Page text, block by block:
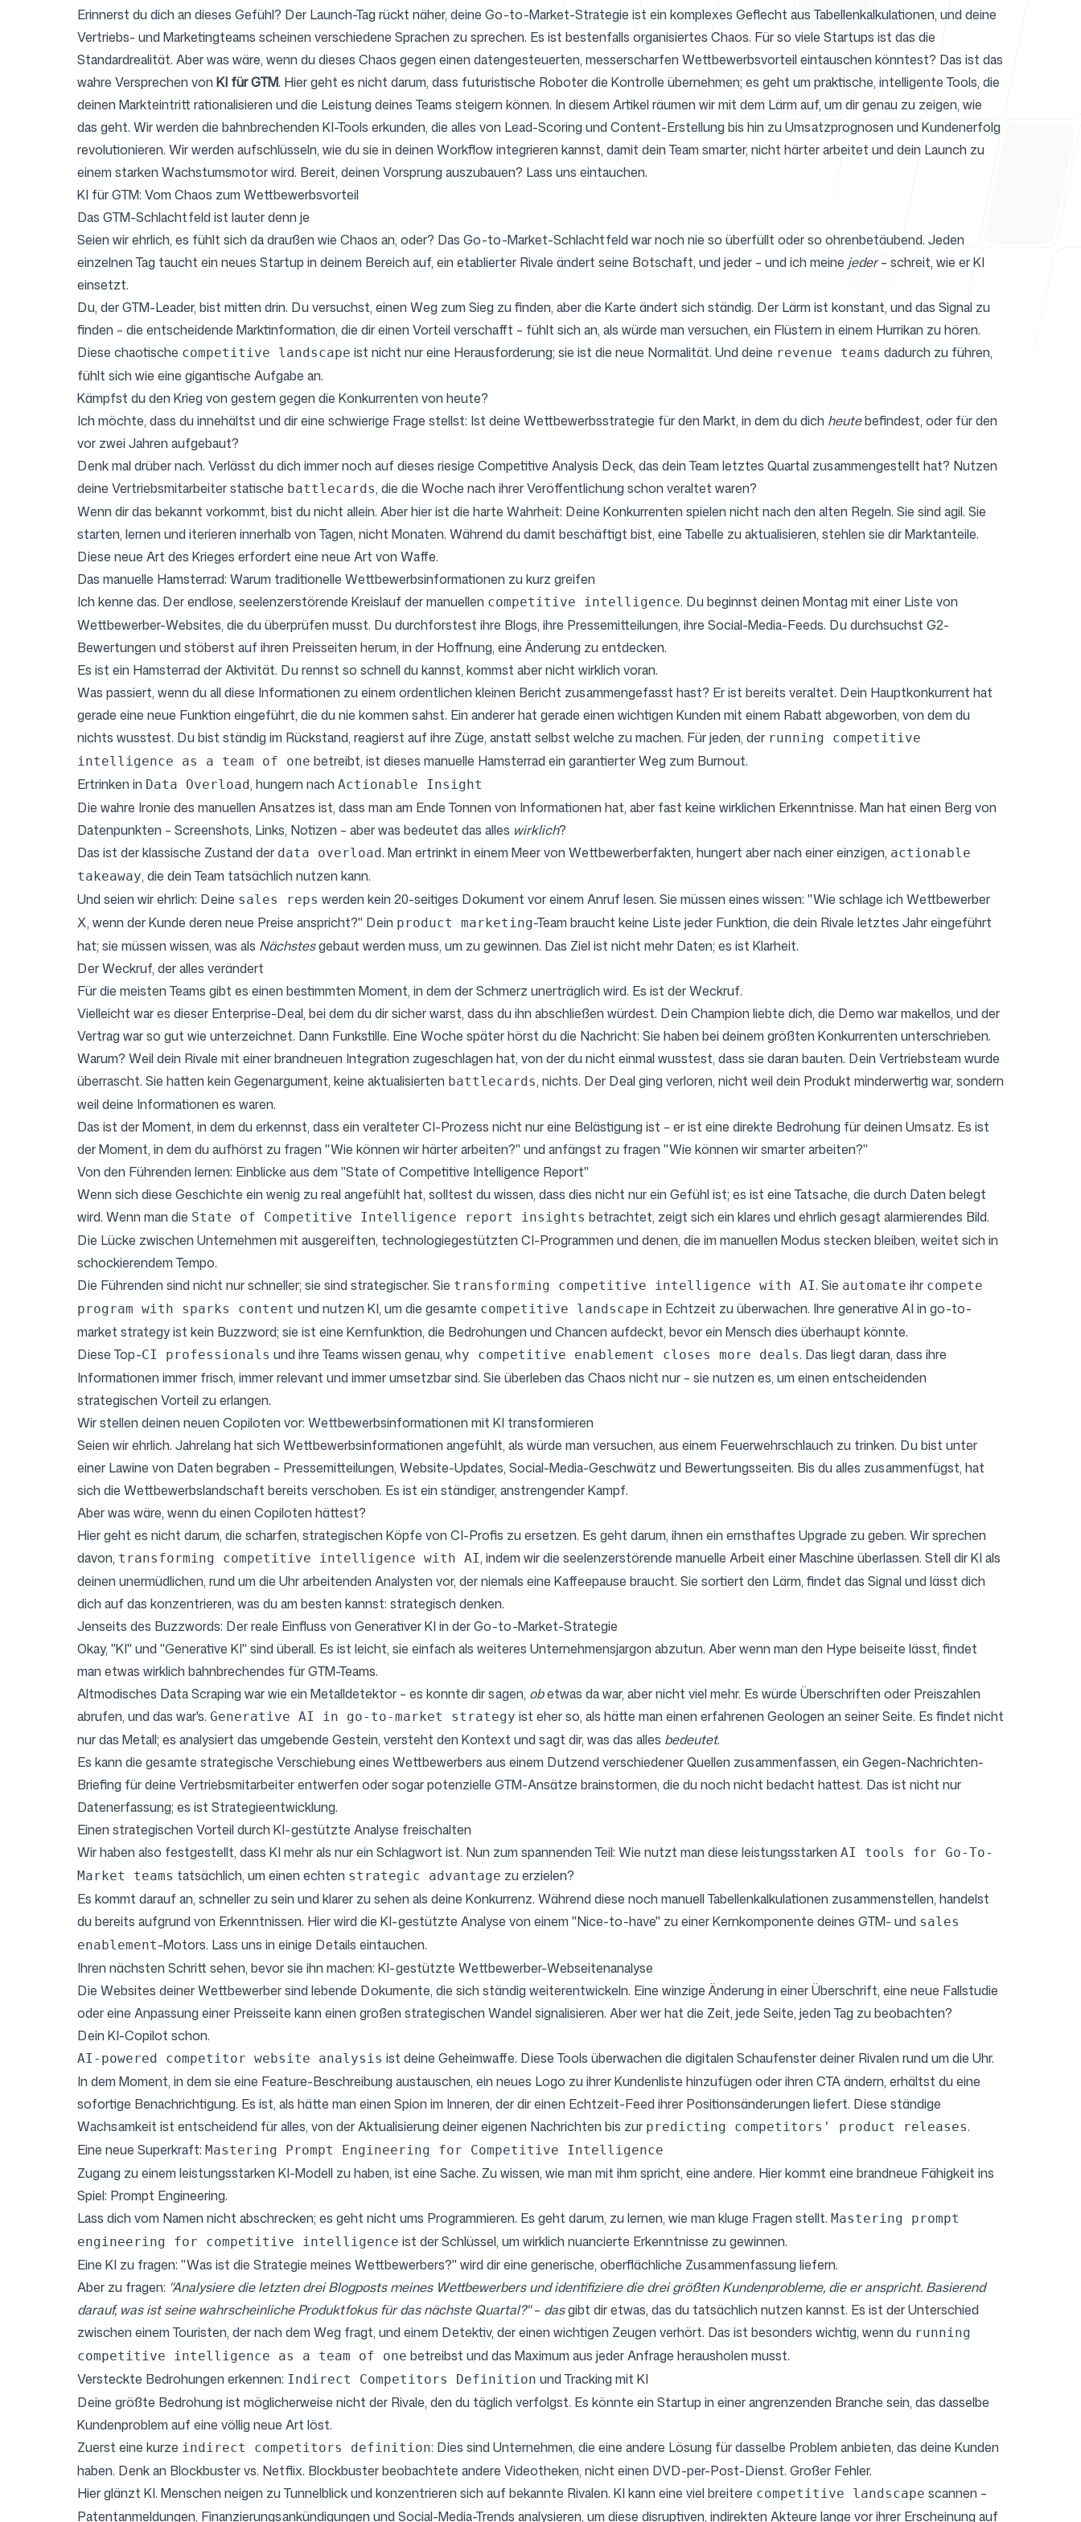
Preise Support
Kostenlose Tools FAQ
Kontakt
Anmelden Registrieren
Erinnerst du dich an dieses Gefühl? Der Launch-Tag rückt näher, deine Go-to-Market-Strategie ist ein komplexes Geflecht aus Tabellenkalkulationen, und deine
Vertriebs- und Marketingteams scheinen verschiedene Sprachen zu sprechen. Es ist bestenfalls organisiertes Chaos. Für so viele Startups ist das die
Standardrealität. Aber was wäre, wenn du dieses Chaos gegen einen datengesteuerten, messerscharfen Wettbewerbsvorteil eintauschen könntest? Das ist das
wahre Versprechen vonKI für GTM. Hier geht es nicht darum, dass futuristische Roboter die Kontrolle übernehmen; es geht um praktische, intelligente Tools, die
deinen Markteintritt rationalisieren und die Leistung deines Teams steigern können. In diesem Artikel räumen wir mit dem Lärm auf, um dir genau zu zeigen, wie
das geht. Wir werden die bahnbrechenden KI-Tools erkunden, die alles von Lead-Scoring undContent-Erstellungbis hin zu Umsatzprognosen und Kundenerfolg
revolutionieren. Wir werden aufschlüsseln, wie du sie in deinen Workflow integrieren kannst, damit dein Team smarter, nicht härter arbeitet und dein Launch zu
einem starken Wachstumsmotor wird. Bereit, deinen Vorsprung auszubauen? Lass uns eintauchen.
KI für GTM: Vom Chaos zum Wettbewerbsvorteil
Das GTM-Schlachtfeld ist lauter denn je
Seien wir ehrlich, es fühlt sich da draußen wie Chaos an, oder? Das Go-to-Market-Schlachtfeld war noch nie so überfüllt oder so ohrenbetäubend. Jeden
einzelnen Tag taucht ein neues Startup in deinem Bereich auf, ein etablierter Rivale ändert seine Botschaft, und jeder – und ich meine jeder– schreit, wie er KI
einsetzt.
Du, der GTM-Leader, bist mitten drin. Du versuchst, einen Weg zum Sieg zu finden, aber die Karte ändert sich ständig. Der Lärm ist konstant, und das Signal zu
finden – die entscheidende Marktinformation, die dir einen Vorteil verschafft – fühlt sich an, als würde man versuchen, ein Flüstern in einem Hurrikan zu hören.
Diese chaotische competitive landscape ist nicht nur eine Herausforderung; sie ist die neue Normalität. Und deine revenue teams dadurch zu führen,
fühlt sich wie eine gigantische Aufgabe an.
Kämpfst du den Krieg von gestern gegen die Konkurrenten von heute?
Ich möchte, dass du innehältst und dir eine schwierige Frage stellst: Ist deine Wettbewerbsstrategie für den Markt, in dem du dich heutebefindest, oder für den
vor zwei Jahren aufgebaut?
Denk mal drüber nach. Verlässt du dich immer noch auf dieses riesige Competitive Analysis Deck, das dein Team letztes Quartal zusammengestellt hat? Nutzen
deine Vertriebsmitarbeiter statische battlecards, die die Woche nach ihrer Veröffentlichung schon veraltet waren?
Wenn dir das bekannt vorkommt, bist du nicht allein. Aber hier ist die harte Wahrheit: Deine Konkurrenten spielen nicht nach den alten Regeln. Sie sind agil. Sie
starten, lernen und iterieren innerhalb von Tagen, nicht Monaten. Während du damit beschäftigt bist, eine Tabelle zu aktualisieren, stehlen sie dir Marktanteile.
Diese neue Art des Krieges erfordert eine neue Art von Waffe.
Das manuelle Hamsterrad: Warum traditionelle Wettbewerbsinformationen zu kurz greifen
Ich kenne das. Der endlose, seelenzerstörende Kreislauf der manuellen competitive intelligence. Du beginnst deinen Montag mit einer Liste von
Wettbewerber-Websites, die du überprüfen musst. Du durchforstest ihre Blogs, ihre Pressemitteilungen, ihre Social-Media-Feeds. Du durchsuchst G2-
Bewertungen und stöberst auf ihren Preisseiten herum, in der Hoffnung, eine Änderung zu entdecken.
Es ist ein Hamsterrad der Aktivität. Du rennst so schnell du kannst, kommst aber nicht wirklich voran.
Was passiert, wenn du all diese Informationen zu einem ordentlichen kleinen Bericht zusammengefasst hast? Er ist bereits veraltet. Dein Hauptkonkurrent hat
gerade eine neue Funktion eingeführt, die du nie kommen sahst. Ein anderer hat gerade einen wichtigen Kunden mit einem Rabatt abgeworben, von dem du
nichts wusstest. Du bist ständig im Rückstand, reagierst auf ihre Züge, anstatt selbst welche zu machen. Für jeden, der running competitive
intelligence as a team of one betreibt, ist dieses manuelle Hamsterrad ein garantierter Weg zum Burnout.
Ertrinken in Data Overload, hungern nach Actionable Insight
Die wahre Ironie des manuellen Ansatzes ist, dass man am Ende Tonnen von Informationen hat, aber fast keine wirklichen Erkenntnisse. Man hat einen Berg von
Datenpunkten – Screenshots, Links, Notizen – aber was bedeutet das alles wirklich?
Das ist der klassische Zustand der data overload. Man ertrinkt in einem Meer von Wettbewerberfakten, hungert aber nach einer einzigen, actionable
takeaway, die dein Team tatsächlich nutzen kann.
Und seien wir ehrlich: Deine sales reps werden kein 20-seitiges Dokument vor einem Anruf lesen. Sie müssen eines wissen: "Wie schlage ich Wettbewerber
X, wenn der Kunde deren neue Preise anspricht?" Dein product marketing-Team braucht keine Liste jeder Funktion, die dein Rivale letztes Jahr eingeführt
hat; sie müssen wissen, was als Nächstesgebaut werden muss, um zu gewinnen. Das Ziel ist nicht mehr Daten; es ist Klarheit.
Der Weckruf, der alles verändert
Für die meisten Teams gibt es einen bestimmten Moment, in dem der Schmerz unerträglich wird. Es ist der Weckruf.
Vielleicht war es dieser Enterprise-Deal, bei dem du dir sicher warst, dass du ihn abschließen würdest. Dein Champion liebte dich, die Demo war makellos, und der
Vertrag war so gut wie unterzeichnet. Dann Funkstille. Eine Woche später hörst du die Nachricht: Sie haben bei deinem größten Konkurrenten unterschrieben.
Warum? Weil dein Rivale mit einer brandneuen Integration zugeschlagen hat, von der du nicht einmal wusstest, dass sie daran bauten. Dein Vertriebsteam wurde
überrascht. Sie hatten kein Gegenargument, keine aktualisierten battlecards, nichts. Der Deal ging verloren, nicht weil dein Produkt minderwertig war, sondern
weil deine Informationen es waren.
Das ist der Moment, in dem du erkennst, dass ein veralteter CI-Prozess nicht nur eine Belästigung ist – er ist eine direkte Bedrohung für deinen Umsatz. Es ist
der Moment, in dem du aufhörst zu fragen "Wie können wir härter arbeiten?" und anfängst zu fragen "Wie können wir smarter arbeiten?"
Von den Führenden lernen: Einblicke aus dem "State of Competitive Intelligence Report"
Wenn sich diese Geschichte ein wenig zu real angefühlt hat, solltest du wissen, dass dies nicht nur ein Gefühl ist; es ist eine Tatsache, die durch Daten belegt
wird. Wenn man die State of Competitive Intelligence report insights betrachtet, zeigt sich ein klares und ehrlich gesagt alarmierendes Bild.
Die Lücke zwischen Unternehmen mit ausgereiften, technologiegestützten CI-Programmen und denen, die im manuellen Modus stecken bleiben, weitet sich in
schockierendem Tempo.
Die Führenden sind nicht nur schneller; sie sind strategischer. Sie transforming competitive intelligence with AI. Sie automate ihr compete
program with sparks content und nutzen KI, um die gesamte competitive landscape in Echtzeit zu überwachen. Ihre generative AI in go-to-
market strategyist kein Buzzword; sie ist eine Kernfunktion, die Bedrohungen und Chancen aufdeckt, bevor ein Mensch dies überhaupt könnte.
Diese Top-CI professionals und ihre Teams wissen genau, why competitive enablement closes more deals. Das liegt daran, dass ihre
Informationen immer frisch, immer relevant und immer umsetzbar sind. Sie überleben das Chaos nicht nur – sie nutzen es, um einen entscheidenden
strategischen Vorteil zu erlangen.
Wir stellen deinen neuen Copiloten vor: Wettbewerbsinformationen mit KI transformieren
Seien wir ehrlich. Jahrelang hat sich Wettbewerbsinformationen angefühlt, als würde man versuchen, aus einem Feuerwehrschlauch zu trinken. Du bist unter
einer Lawine von Daten begraben – Pressemitteilungen, Website-Updates, Social-Media-Geschwätz und Bewertungsseiten. Bis du alles zusammenfügst, hat
sich die Wettbewerbslandschaft bereits verschoben. Es ist ein ständiger, anstrengender Kampf.
Aber was wäre, wenn du einen Copiloten hättest?
Hier geht es nicht darum, die scharfen, strategischen Köpfe von CI-Profis zu ersetzen. Es geht darum, ihnen ein ernsthaftes Upgrade zu geben. Wir sprechen
davon, transforming competitive intelligence with AI, indem wir die seelenzerstörende manuelle Arbeit einer Maschine überlassen. Stell dir KI als
deinen unermüdlichen, rund um die Uhr arbeitenden Analysten vor, der niemals eine Kaffeepause braucht. Sie sortiert den Lärm, findet das Signal und lässt dich
dich auf das konzentrieren, was du am besten kannst: strategisch denken.
Jenseits des Buzzwords: Der reale Einfluss von Generativer KI in der Go-to-Market-Strategie
Okay, "KI" und "Generative KI" sind überall. Es ist leicht, sie einfach als weiteres Unternehmensjargon abzutun. Aber wenn man den Hype beiseite lässt, findet
man etwas wirklich bahnbrechendes für GTM-Teams.
Altmodisches Data Scraping war wie ein Metalldetektor – es konnte dir sagen, obetwas da war, aber nicht viel mehr. Es würde Überschriften oder Preiszahlen
abrufen, und das war's. Generative AI in go-to-market strategy ist eher so, als hätte man einen erfahrenen Geologen an seiner Seite. Es findet nicht
nur das Metall; es analysiert das umgebende Gestein, versteht den Kontext und sagt dir, was das alles bedeutet.
Es kann die gesamte strategische Verschiebung eines Wettbewerbers aus einem Dutzend verschiedener Quellen zusammenfassen, ein Gegen-Nachrichten-
Briefing für deine Vertriebsmitarbeiter entwerfen oder sogar potenzielle GTM-Ansätze brainstormen, die du noch nicht bedacht hattest. Das ist nicht nur
Datenerfassung; es ist Strategieentwicklung.
Einen strategischen Vorteil durch KI-gestützte Analyse freischalten
Wir haben also festgestellt, dass KI mehr als nur ein Schlagwort ist. Nun zum spannenden Teil: Wie nutzt man diese leistungsstarken AI tools for Go-To-
Market teams tatsächlich, um einen echten strategic advantage zu erzielen?
Es kommt darauf an, schneller zu sein und klarer zu sehen als deine Konkurrenz. Während diese noch manuell Tabellenkalkulationen zusammenstellen, handelst
du bereits aufgrund von Erkenntnissen. Hier wird die KI-gestützte Analyse von einem "Nice-to-have" zu einer Kernkomponente deines GTM- und sales
enablement-Motors. Lass uns in einige Details eintauchen.
Ihren nächsten Schritt sehen, bevor sie ihn machen: KI-gestützte Wettbewerber-Webseitenanalyse
Die Websites deiner Wettbewerber sind lebende Dokumente, die sich ständig weiterentwickeln. Eine winzige Änderung in einer Überschrift, eine neue Fallstudie
oder eine Anpassung einer Preisseite kann einen großen strategischen Wandel signalisieren. Aber wer hat die Zeit, jede Seite, jeden Tag zu beobachten?
Dein KI-Copilot schon.
AI-powered competitor website analysis ist deine Geheimwaffe. Diese Tools überwachen die digitalen Schaufenster deiner Rivalen rund um die Uhr.
In dem Moment, in dem sie eine Feature-Beschreibung austauschen, ein neues Logo zu ihrer Kundenliste hinzufügen oder ihren CTA ändern, erhältst du eine
sofortige Benachrichtigung. Es ist, als hätte man einen Spion im Inneren, der dir einen Echtzeit-Feed ihrer Positionsänderungen liefert. Diese ständige
Wachsamkeit ist entscheidend für alles, von der Aktualisierung deiner eigenen Nachrichten bis zur predicting competitors' product releases.
Eine neue Superkraft: Mastering Prompt Engineering for Competitive Intelligence
Zugang zu einem leistungsstarken KI-Modell zu haben, ist eine Sache. Zu wissen, wie man mit ihm spricht, eine andere. Hier kommt eine brandneue Fähigkeit ins
Spiel: Prompt Engineering.
Lass dich vom Namen nicht abschrecken; es geht nicht ums Programmieren. Es geht darum, zu lernen, wie man kluge Fragen stellt. Mastering prompt
engineering for competitive intelligence ist der Schlüssel, um wirklich nuancierte Erkenntnisse zu gewinnen.
Eine KI zu fragen: "Was ist die Strategie meines Wettbewerbers?" wird dir eine generische, oberflächliche Zusammenfassung liefern.
Aber zu fragen: "Analysiere die letzten drei Blogposts meines Wettbewerbers und identifiziere die drei größten Kundenprobleme, die er anspricht. Basierend
darauf, was ist seine wahrscheinliche Produktfokus für das nächste Quartal?"– dasgibt dir etwas, das du tatsächlich nutzen kannst. Es ist der Unterschied
zwischen einem Touristen, der nach dem Weg fragt, und einem Detektiv, der einen wichtigen Zeugen verhört. Das ist besonders wichtig, wenn du running
competitive intelligence as a team of one betreibst und das Maximum aus jeder Anfrage herausholen musst.
Versteckte Bedrohungen erkennen: Indirect Competitors Definition und Tracking mit KI
Deine größte Bedrohung ist möglicherweise nicht der Rivale, den du täglich verfolgst. Es könnte ein Startup in einer angrenzenden Branche sein, das dasselbe
Kundenproblem auf eine völlig neue Art löst.
Zuerst eine kurze indirect competitors definition: Dies sind Unternehmen, die eine andere Lösung für dasselbe Problem anbieten, das deine Kunden
haben. Denk an Blockbuster vs. Netflix. Blockbuster beobachtete andere Videotheken, nicht einen DVD-per-Post-Dienst. Großer Fehler.
Hier glänzt KI. Menschen neigen zu Tunnelblick und konzentrieren sich auf bekannte Rivalen. KI kann eine viel breitere competitive landscape scannen –
Patentanmeldungen, Finanzierungsankündigungen und Social-Media-Trends analysieren, um diese disruptiven, indirekten Akteure lange vor ihrer Erscheinung auf